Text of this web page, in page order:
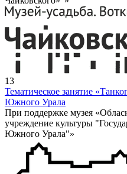
13
Тематическое занятие
Южного Урала
При поддержке музея
учреждение культуры
Южного Урала"»